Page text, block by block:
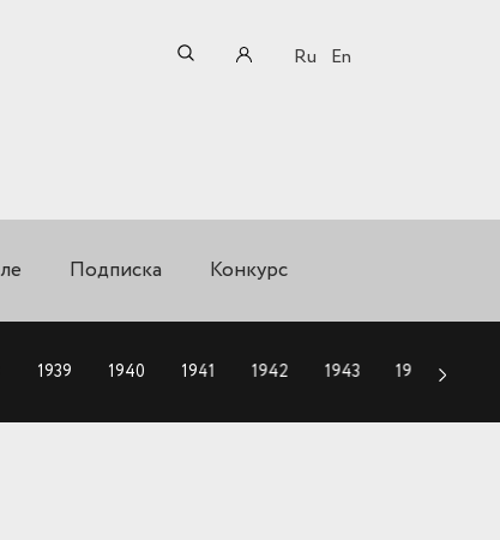
Ru En
Подписка Конкурс
1939 1940 1941 1942 1943 1944